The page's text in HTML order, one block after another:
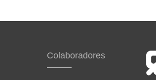
Colaboradores